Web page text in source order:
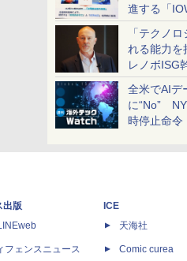
進する「
「テクノ
れる能力
レノボISG
スタックと
全米でAIデ
に“No”
時停止命令
出版
フェンスニュース
ICE
天海社
Comic curea